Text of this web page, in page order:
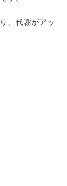
、代謝がアッ